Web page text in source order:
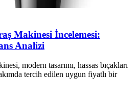
Makinesi İncelemesi:
Analizi
modern tasarımı, hassas bıçakları
tercih edilen uygun fiyatlı bir